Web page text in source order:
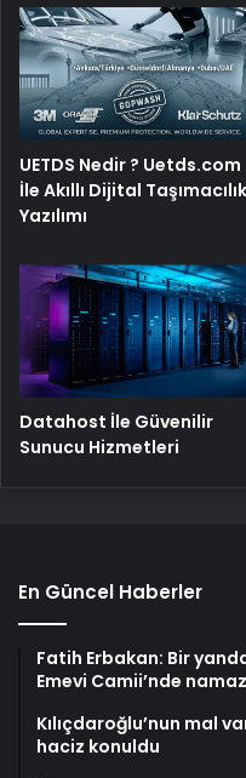
UETDS Nedir ? Uetds.com
İle Akıllı Dijital Taşımacılık
Yazılımı
Datahost İle Güvenilir
Sunucu Hizmetleri
En Güncel Haberler
Fatih Erbakan: Bir
Emevi Camii’nde
Kılıçdaroğlu’nun mal
haciz konuldu